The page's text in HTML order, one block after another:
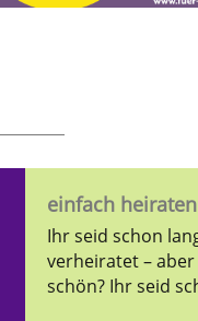
einfach heiraten
Ihr seid schon
verheiratet –
schön? Ihr